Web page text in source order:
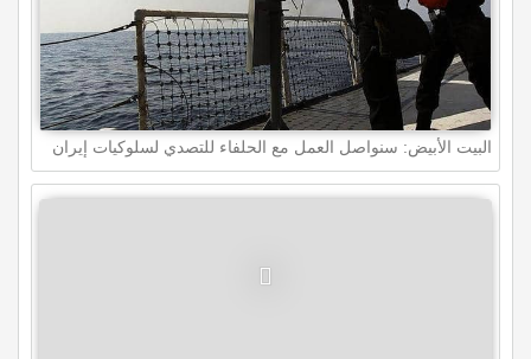
البيت الأبيض: سنواصل العمل مع الحلفاء للتصدي لسلوكيات إيران